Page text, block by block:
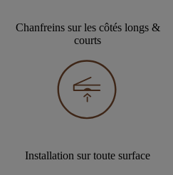
Chanfreins sur les côtés longs &
courts
Installation sur toute surface